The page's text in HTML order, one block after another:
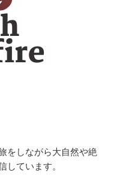
をしながら大自然や絶
しています。